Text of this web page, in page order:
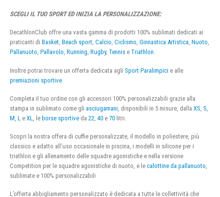
SCEGLI IL TUO SPORT ED INIZIA LA PERSONALIZZAZIONE:
DecathlonClub offre una vasta gamma di prodotti 100% sublimati dedicati ai
praticanti di Basket, Beach sport, Calcio, Ciclismo, Ginnastica Artistica, Nuoto,
Pallanuoto, Pallavolo, Running, Rugby, Tennis e Triathlon.
Inoltre potrai trovare un offerta dedicata agli Sport Paralimpici e alle
premiazioni sportive
Completa il tuo ordine con gli accessori 100% personalizzabili grazie alla
stampa in sublimato come gli asciugamani , disponibili in 5 misure, dalla XS S
M L e XL , le borse sportive da 22 40 e 70 litri.
Scopri la nostra offera di cuffie personalizzate, il modello in poliestere, più
classico e adatto all’uso occasionale in piscina, i modelli in silicone per i
triathlon e gli allenamento delle squadre agonistiche e nella versione
Competition per le squadre agonistiche di nuoto, e le calottine da pallanuoto,
sublimate e 100% personalizzabili
L’offerta abbigliamento personalizzato è dedicata a tutte le collettività che